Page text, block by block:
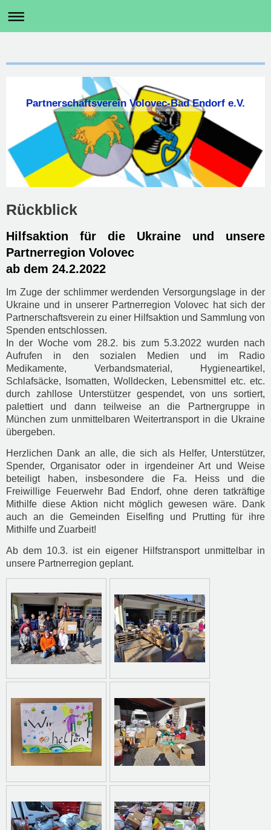
Partnerschaftsverein Volovec-Bad Endorf e.V.
Rückblick
Hilfsaktion für die Ukraine und unsere
Partnerregion Volovec
ab dem 24.2.2022
Im Zuge der schlimmer werdenden Versorgungslage in der
Ukraine und in unserer Partnerregion Volovec hat sich der
Partnerschaftsverein zu einer Hilfsaktion und Sammlung von
Spenden entschlossen.
In der Woche vom 28.2. bis zum 5.3.2022 wurden nach
Aufrufen in den sozialen Medien und im Radio
Medikamente, Verbandsmaterial, Hygieneartikel,
Schlafsäcke, Isomatten, Wolldecken, Lebensmittel etc. etc.
durch zahllose Unterstützer gespendet, von uns sortiert,
palettiert und dann teilweise an die Partnergruppe in
München zum unmittelbaren Weitertransport in die Ukraine
übergeben.
Herzlichen Dank an alle, die sich als Helfer, Unterstützer,
Spender, Organisator oder in irgendeiner Art und Weise
beteiligt haben, insbesondere die Fa. Heiss und die
Freiwillige Feuerwehr Bad Endorf, ohne deren tatkräftige
Mithilfe diese Aktion nicht möglich gewesen wäre. Dank
auch an die Gemeinden Eiselfing und Prutting für ihre
Mithilfe und Zuarbeit!
Ab dem 10.3. ist ein eigener Hilfstransport unmittelbar in
unsere Partnerregion geplant.